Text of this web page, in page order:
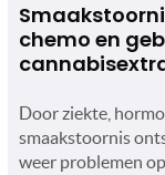
chemo en
Door ziekte,
smaakstoornis
weer problemen